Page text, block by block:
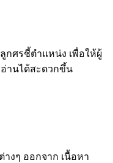
กศรชี้ตำแหน่ง เพื่อให้ผู้
านได้สะดวกขึ้น
งๆ ออกจาก เนื้อหา